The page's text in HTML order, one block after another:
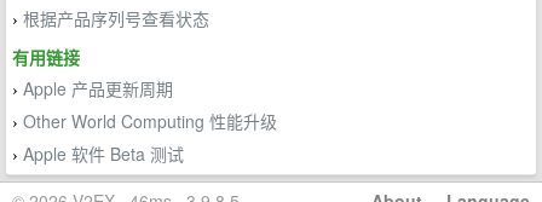
› 根据产品序列号查看状态
有用链接
› Apple 产品更新周期
› Other World Computing 性能升级
› Apple 软件 Beta 测试